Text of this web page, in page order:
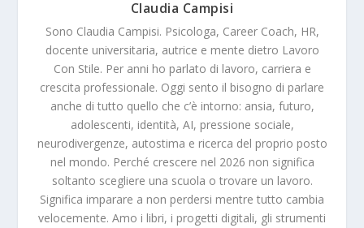
Claudia Campisi
Sono Claudia Campisi. Psicologa, Career Coach, HR,
docente universitaria, autrice e mente dietro Lavoro
Con Stile. Per anni ho parlato di lavoro, carriera e
crescita professionale. Oggi sento il bisogno di parlare
anche di tutto quello che c’è intorno: ansia, futuro,
adolescenti, identità, AI, pressione sociale,
neurodivergenze, autostima e ricerca del proprio posto
nel mondo. Perché crescere nel 2026 non significa
soltanto scegliere una scuola o trovare un lavoro.
Significa imparare a non perdersi mentre tutto cambia
velocemente. Amo i libri, i progetti digitali, gli strumenti